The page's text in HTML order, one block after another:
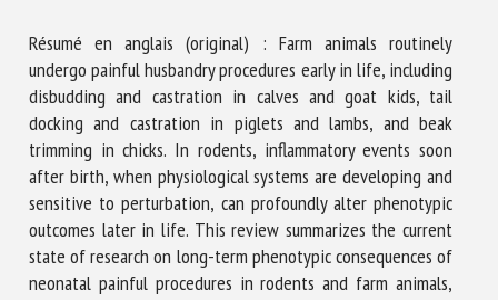
Résumé en anglais (original) : Farm animals routinely
undergo painful husbandry procedures early in life, including
disbudding and castration in calves and goat kids, tail
docking and castration in piglets and lambs, and beak
trimming in chicks. In rodents, inflammatory events soon
after birth, when physiological systems are developing and
sensitive to perturbation, can profoundly alter phenotypic
outcomes later in life. This review summarizes the current
state of research on long-term phenotypic consequences of
neonatal painful procedures in rodents and farm animals,